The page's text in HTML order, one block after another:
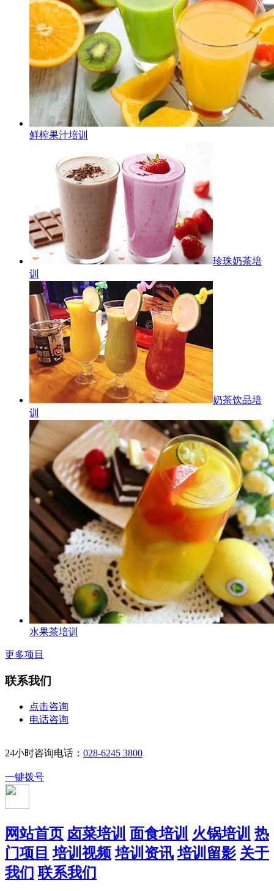
鲜榨果汁培训
珍珠奶茶培
训
奶茶饮品培
训
水果茶培训
更多项目
联系我们
点击咨询
电话咨询
24小时咨询电话： 028-6245 3800
一键拨号
网站首页 卤菜培训 面食培训 火锅培训 热
门项目 培训视频 培训资讯 培训留影 关于
我们 联系我们